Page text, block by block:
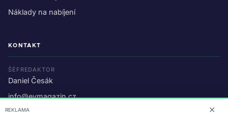
Náklady na nabíjení
KONTAKT
ŠÉFREDAKTOR
Daniel Česák
info@evmagazin.cz
O nás
REKLAMA ✕